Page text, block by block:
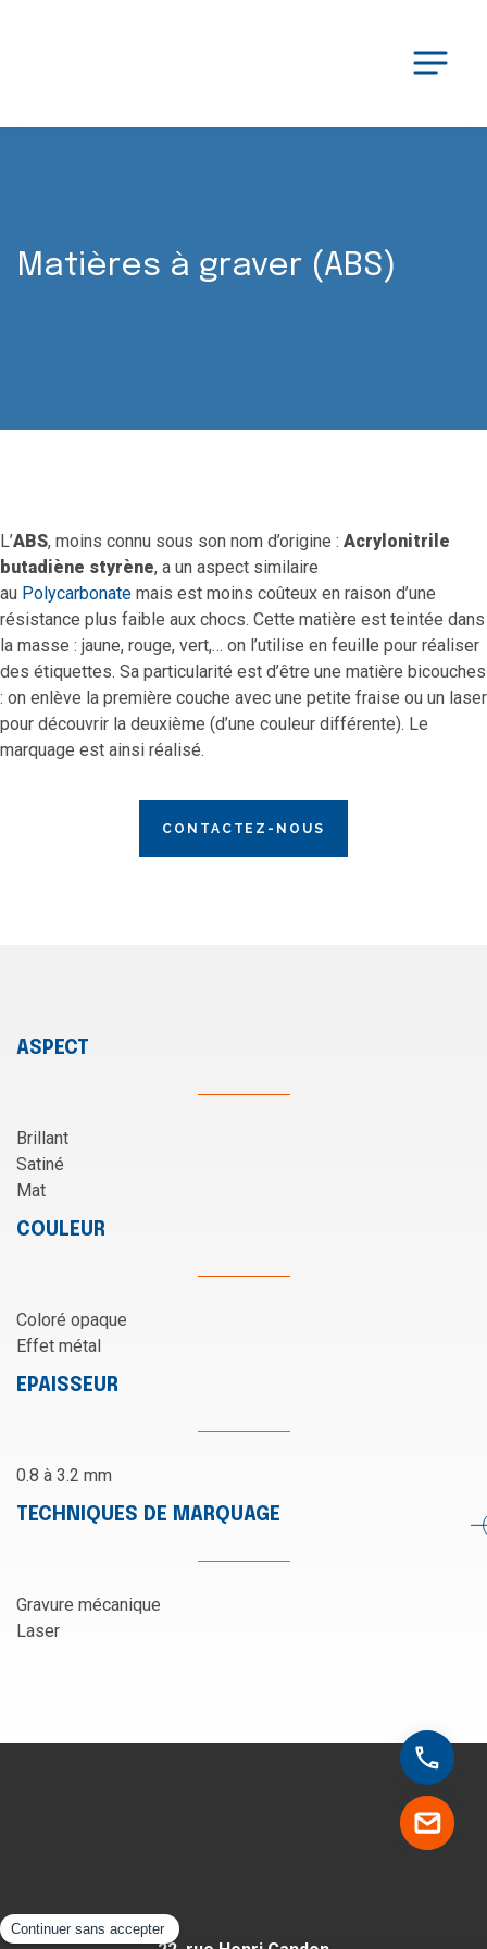
Matières à graver (ABS)
L’ABS, moins connu sous son nom d’origine : Acrylonitrile
butadiène styrène, a un aspect similaire
au Polycarbonate mais est moins coûteux en raison d’une
résistance plus faible aux chocs. Cette matière est teintée dans
la masse : jaune, rouge, vert,… on l’utilise en feuille pour réaliser
des étiquettes. Sa particularité est d’être une matière bicouches
: on enlève la première couche avec une petite fraise ou un laser
pour découvrir la deuxième (d’une couleur différente). Le
marquage est ainsi réalisé.
CONTACTEZ-NOUS
ASPECT
Brillant
Satiné
Mat
COULEUR
Coloré opaque
Effet métal
EPAISSEUR
0.8 à 3.2 mm
TECHNIQUES DE MARQUAGE
Gravure mécanique
Laser